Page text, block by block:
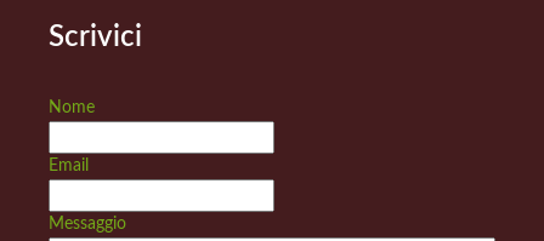
Scrivici
Nome
Email
Messaggio